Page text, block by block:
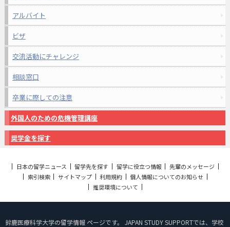
アルバイト
ビザ
交流活動にチャレンジ
相談窓口
卒業に際しての注意
外国人のための危機管理講座
奨学金を探す
日本の留学ニュース 留学先を探す 留学に役立つ情報
先輩のメッセージ
索引検索
サイトマップ 利用規約
個人情報についてのお知らせ
推奨環境について
鈴鹿医療科学大学の留学情報 ページです。 JAPAN STUDY SUPPORTでは、学校